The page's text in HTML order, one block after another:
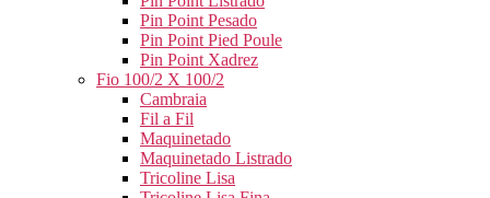
Pin Point Pesado
Pin Point Pied Poule
Pin Point Xadrez
Fio 100/2 X 100/2
Cambraia
Fil a Fil
Maquinetado
Maquinetado Listrado
Tricoline Lisa